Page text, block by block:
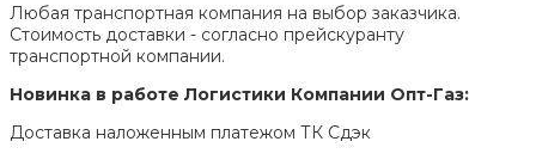
Любая транспортная компания на выбор заказчика.
Стоимость доставки - согласно прейскуранту
транспортной компании.
Новинка в работе Логистики Компании Опт-Газ:
Доставка наложенным платежом ТК Сдэк